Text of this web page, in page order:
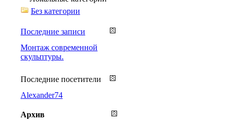
Без категории
Последние записи
Монтаж современной
скульптуры.
Последние посетители
Alexander74
Архив